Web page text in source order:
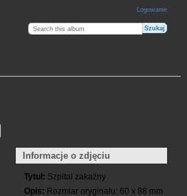
Logowanie
Informacje o zdjęciu
Tytuł: Szpital zakaźny
Opis: Rozmiar oryginału: 60 x 88 mm